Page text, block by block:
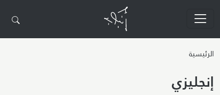
الرئيسية
إنجليزي